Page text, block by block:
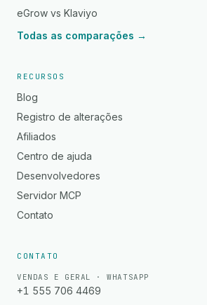
eGrow vs Klaviyo
Todas as comparações →
RECURSOS
Blog
Registro de alterações
Afiliados
Centro de ajuda
Desenvolvedores
Servidor MCP
Contato
CONTATO
VENDAS E GERAL · WHATSAPP
+1 555 706 4469